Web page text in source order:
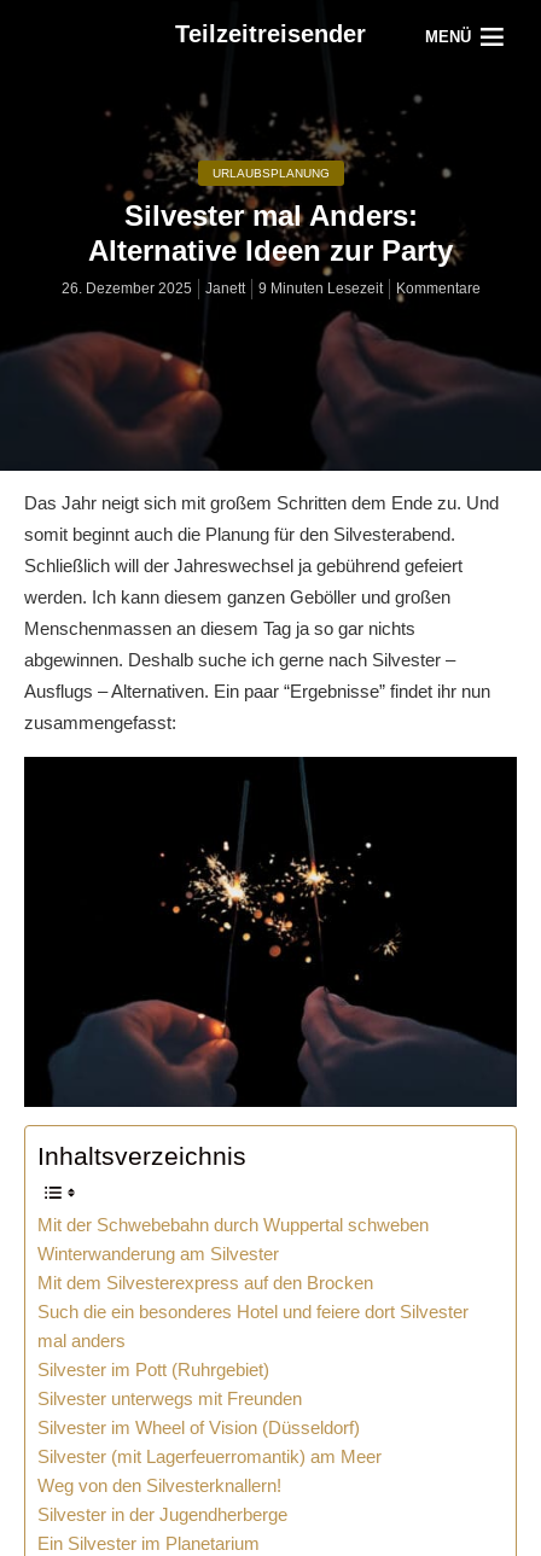
Teilzeitreisender MENÜ
URLAUBSPLANUNG
Silvester mal Anders:
Alternative Ideen zur Party
26. Dezember 2025 Janett 9 Minuten Lesezeit Kommentare
Das Jahr neigt sich mit großem Schritten dem Ende zu. Und
somit beginnt auch die Planung für den Silvesterabend.
Schließlich will der Jahreswechsel ja gebührend gefeiert
werden. Ich kann diesem ganzen Geböller und großen
Menschenmassen an diesem Tag ja so gar nichts
abgewinnen. Deshalb suche ich gerne nach Silvester –
Ausflugs – Alternativen. Ein paar “Ergebnisse” findet ihr nun
zusammengefasst:
Inhaltsverzeichnis
Mit der Schwebebahn durch Wuppertal schweben
Winterwanderung am Silvester
Mit dem Silvesterexpress auf den Brocken
Such die ein besonderes Hotel und feiere dort Silvester
mal anders
Silvester im Pott (Ruhrgebiet)
Silvester unterwegs mit Freunden
Silvester im Wheel of Vision (Düsseldorf)
Silvester (mit Lagerfeuerromantik) am Meer
Weg von den Silvesterknallern!
Silvester in der Jugendherberge
Ein Silvester im Planetarium